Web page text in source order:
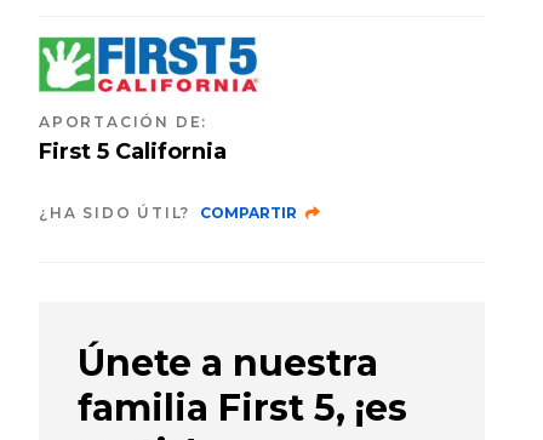
APORTACIÓN DE:
First 5 California
¿HA SIDO ÚTIL? COMPARTIR
Únete a nuestra
familia First 5, ¡es